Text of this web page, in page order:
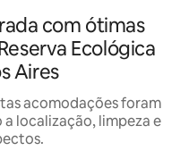
com ótimas
Ecológica
Aires
acomodações foram
localização, limpeza e